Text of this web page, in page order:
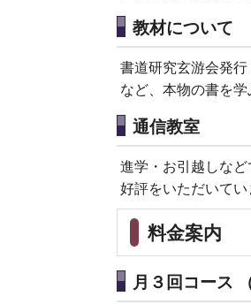
教材について
書道研究玄游会発
など、本物の書を学
通信教室
進学・お引越しな
好評をいただいてい
料金案内
月３回コース